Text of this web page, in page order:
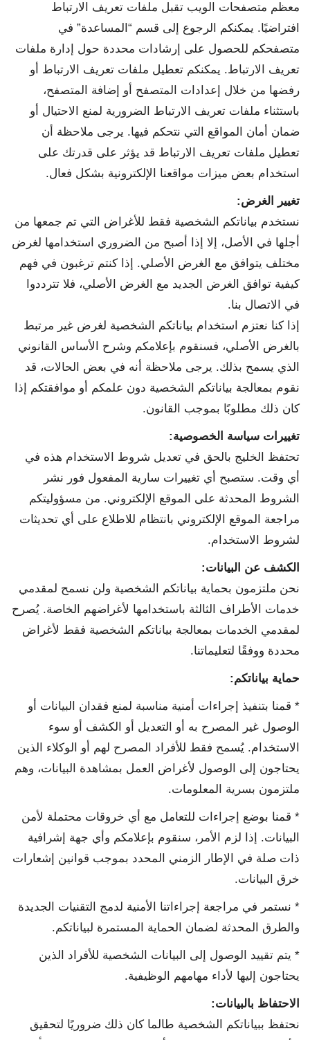
معظم متصفحات الويب تقبل ملفات تعريف الارتباط
افتراضيًا. يمكنكم الرجوع إلى قسم “المساعدة” في
متصفحكم للحصول على إرشادات محددة حول إدارة ملفات
تعريف الارتباط. يمكنكم تعطيل ملفات تعريف الارتباط أو
رفضها من خلال إعدادات المتصفح أو إضافة المتصفح،
باستثناء ملفات تعريف الارتباط الضرورية لمنع الاحتيال أو
ضمان أمان المواقع التي نتحكم فيها. يرجى ملاحظة أن
تعطيل ملفات تعريف الارتباط قد يؤثر على قدرتك على
استخدام بعض ميزات مواقعنا الإلكترونية بشكل فعال.
تغيير الغرض:
نستخدم بياناتكم الشخصية فقط للأغراض التي تم جمعها من
أجلها في الأصل، إلا إذا أصبح من الضروري استخدامها لغرض
مختلف يتوافق مع الغرض الأصلي. إذا كنتم ترغبون في فهم
كيفية توافق الغرض الجديد مع الغرض الأصلي، فلا تترددوا
في الاتصال بنا.
إذا كنا نعتزم استخدام بياناتكم الشخصية لغرض غير مرتبط
بالغرض الأصلي، فسنقوم بإعلامكم وشرح الأساس القانوني
الذي يسمح بذلك. يرجى ملاحظة أنه في بعض الحالات، قد
نقوم بمعالجة بياناتكم الشخصية دون علمكم أو موافقتكم إذا
كان ذلك مطلوبًا بموجب القانون.
تغييرات سياسة الخصوصية:
تحتفظ الخليج بالحق في تعديل شروط الاستخدام هذه في
أي وقت. ستصبح أي تغييرات سارية المفعول فور نشر
الشروط المحدثة على الموقع الإلكتروني. من مسؤوليتكم
مراجعة الموقع الإلكتروني بانتظام للاطلاع على أي تحديثات
لشروط الاستخدام.
الكشف عن البيانات:
نحن ملتزمون بحماية بياناتكم الشخصية ولن نسمح لمقدمي
خدمات الأطراف الثالثة باستخدامها لأغراضهم الخاصة. يُصرح
لمقدمي الخدمات بمعالجة بياناتكم الشخصية فقط لأغراض
محددة ووفقًا لتعليماتنا.
حماية بياناتكم:
* قمنا بتنفيذ إجراءات أمنية مناسبة لمنع فقدان البيانات أو
الوصول غير المصرح به أو التعديل أو الكشف أو سوء
الاستخدام. يُسمح فقط للأفراد المصرح لهم أو الوكلاء الذين
يحتاجون إلى الوصول لأغراض العمل بمشاهدة البيانات، وهم
ملتزمون بسرية المعلومات.
* قمنا بوضع إجراءات للتعامل مع أي خروقات محتملة لأمن
البيانات. إذا لزم الأمر، سنقوم بإعلامكم وأي جهة إشرافية
ذات صلة في الإطار الزمني المحدد بموجب قوانين إشعارات
خرق البيانات.
* نستمر في مراجعة إجراءاتنا الأمنية لدمج التقنيات الجديدة
والطرق المحدثة لضمان الحماية المستمرة لبياناتكم.
* يتم تقييد الوصول إلى البيانات الشخصية للأفراد الذين
يحتاجون إليها لأداء مهامهم الوظيفية.
الاحتفاظ بالبيانات:
نحتفظ ببياناتكم الشخصية طالما كان ذلك ضروريًا لتحقيق